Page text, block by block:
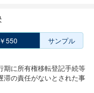
￥550 サンプル
期に所有権移転登記手続等
滞の責任がないとされた事